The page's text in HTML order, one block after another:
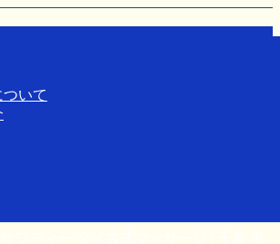
いて